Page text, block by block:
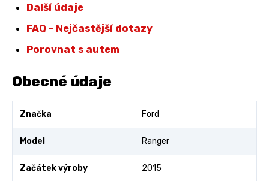
Další údaje
FAQ - Nejčastější dotazy
Porovnat s autem
Obecné údaje
Značka Ford
Model Ranger
Začátek výroby 2015